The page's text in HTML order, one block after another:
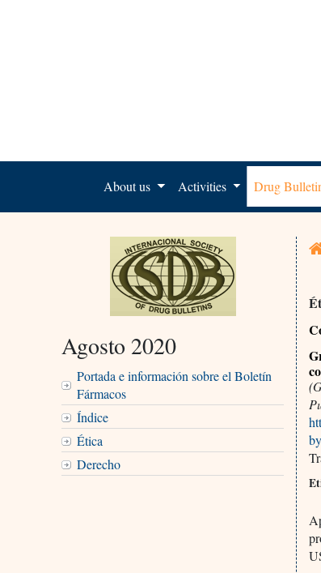
About us Activities Drug
Agosto 2020
Portada e información sobre el Boletín
Fármacos
Índice
Ética
Derecho